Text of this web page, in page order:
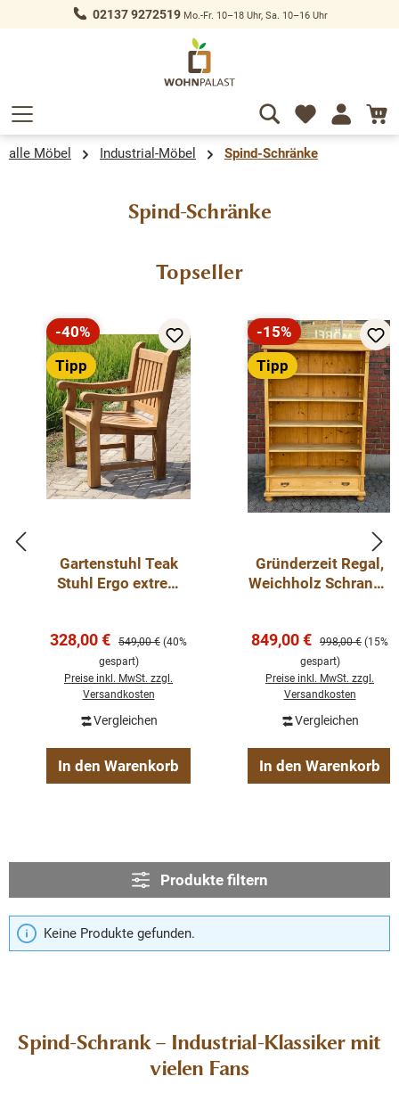
springen 02137 9272519Mo.-Fr. 10–18 Uhr, Sa. 10–16 Uhr
alle Möbel Industrial-Möbel Spind-Schränke
Spind-Schränke
Produktgalerie überspringen
Topseller
Rabatt
-40%
Tipp
Gartenstuhl Teak
Stuhl Ergo extrem
Verkaufspreis:
328,00 € Regulärer Preis:
549,00 € (40%
gespart)
Preise inkl. MwSt. zzgl.
Versandkosten
Vergleichen
In den Warenkorb
Rabatt
-15%
Tipp
Gründerzeit Regal,
Weichholz Schrank -
Verkaufspreis:
849,00 € Regulärer Preis:
998,00 € (15%
gespart)
Preise inkl. MwSt. zzgl.
Versandkosten
Vergleichen
In den Warenkorb
Produkte filtern
Keine Produkte gefunden.
Spind-Schrank – Industrial-Klassiker mit
vielen Fans